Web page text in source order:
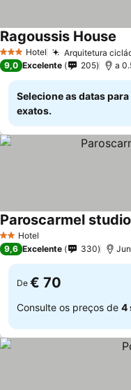
3 EstrelasHotel Arquitetura
Ragoussis House
9,0 Excelente 205 a
Selecione as datas
exatos.
2 Estrelas
Hotel
Paroscarmel
9,6 Excelente 330
De € 70
Consulte os preços de 4